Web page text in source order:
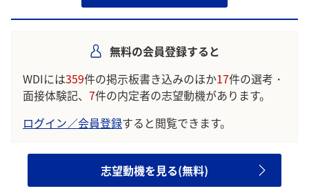
無料の会員登録すると
WDIには359件の掲示板書き込みのほか17件の選考・
面接体験記、 7件の内定者の志望動機があります。
ログイン／会員登録すると閲覧できます。
志望動機を見る(無料)